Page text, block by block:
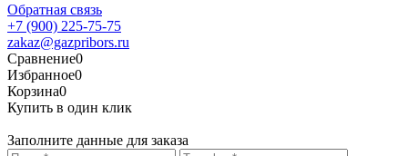
Обратная связь
+7 (900) 225-75-75
zakaz@gazpribors.ru
Сравнение0
Избранное0
Корзина0
Купить в один клик
Заполните данные для заказа